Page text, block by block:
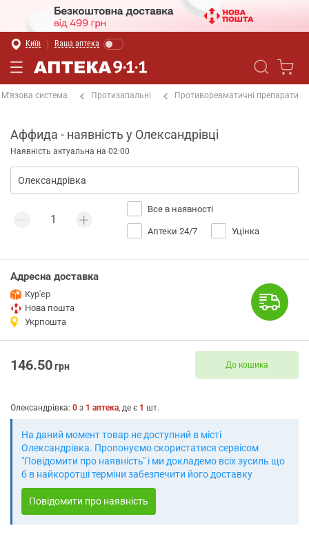
Київ Ваша аптека
М'язова система Протизапальні Противоревматичні препарати
Аффида - наявність у Олександрівці
Наявність актуальна на 02:00
Все в наявності
Аптеки 24/7 Уцінка
Адресна доставка
Кур'єр
Нова пошта
Укрпошта
146.50грн До кошика
Олександрівка: 0 з 1 аптека, де є 1 шт.
На даний момент товар не доступний в місті
Олександрівка. Пропонуємо скористатися сервісом
"Повідомити про наявність" і ми докладемо всіх зусиль що
б в найкоротші терміни забезпечити його доставку
Повідомити про наявність